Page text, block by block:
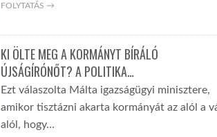
FOLYTATÁS →
KI ÖLTE MEG A KORMÁNYT BÍRÁLÓ
ÚJSÁGÍRÓNŐT? A POLITIKA…
Ezt válaszolta Málta igazságügyi minisztere,
amikor tisztázni akarta kormányát az alól a
alól, hogy…